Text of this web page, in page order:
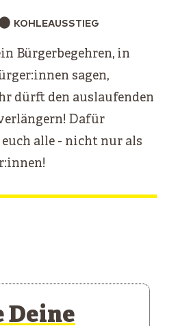
KOHLEAUSSTIEG
Bürgerbegehren, in
sagen,
dürft den auslaufenden
Dafür
alle - nicht nur als
Deine